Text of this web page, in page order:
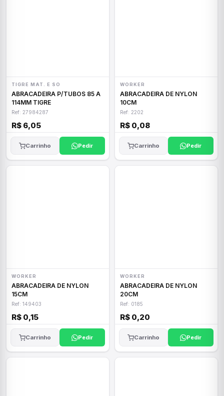
TIGRE MAT. E SO
ABRACADEIRA P/TUBOS 85 A
114MM TIGRE
Ref: 27984287
R$ 6,05
Carrinho Pedir
WORKER
ABRACADEIRA DE NYLON
10CM
Ref: 2202
R$ 0,08
Carrinho Pedir
WORKER
ABRACADEIRA DE NYLON
15CM
Ref: 149403
R$ 0,15
Carrinho Pedir
WORKER
ABRACADEIRA DE NYLON
20CM
Ref: 0185
R$ 0,20
Carrinho Pedir